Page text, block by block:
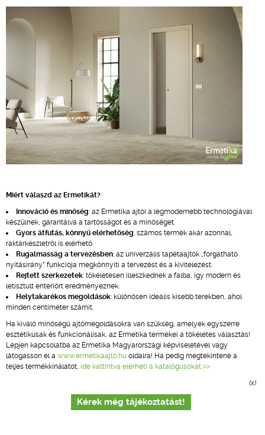
Miért válaszd az Ermetikát?
Innováció és minőség: az Ermetika ajtói a legmodernebb technológiával
készülnek, garantálva a tartósságot és a minőséget.
Gyors átfutás, könnyű elérhetőség: számos termék akár azonnal,
raktárkészletről is elérhető.
Rugalmasság a tervezésben: az univerzális tapétaajtók „forgatható
nyitásirány” funkciója megkönnyíti a tervezést és a kivitelezést.
Rejtett szerkezetek: tökéletesen illeszkednek a falba, így modern és
letisztult enteriőrt eredményeznek.
Helytakarékos megoldások: különösen ideális kisebb terekben, ahol
minden centiméter számít.
Ha kiváló minőségű ajtómegoldásokra van szükség, amelyek egyszerre
esztétikusak és funkcionálisak, az Ermetika termékei a tökéletes választás!
Lépjen kapcsolatba az Ermetika Magyarországi képviseletével vagy
látogasson el a www.ermetikaajto.hu oldalra! Ha pedig megtekintené a
teljes termékkínálatot, ide kattintva elérheti a katalógusokat >>
(x)
Kérek még tájékoztatást!